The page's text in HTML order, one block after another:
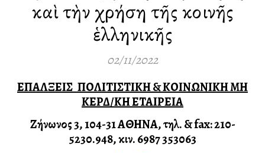
καὶ τὴν χρήση τῆς κοινῆς
ἑλληνικῆς
02/11/2022
ΕΠΑΛΞΕΙΣ ΠΟΛΙΤΙΣΤΙΚΗ & ΚΟΙΝΩΝΙΚΗ ΜΗ
ΚΕΡΔ/ΚΗ ΕΤΑΙΡΕΙΑ
Ζήνωνος 3, 104-31 ΑΘΗΝΑ, τηλ. & fax: 210-
5230.948, κιν. 6987 353063